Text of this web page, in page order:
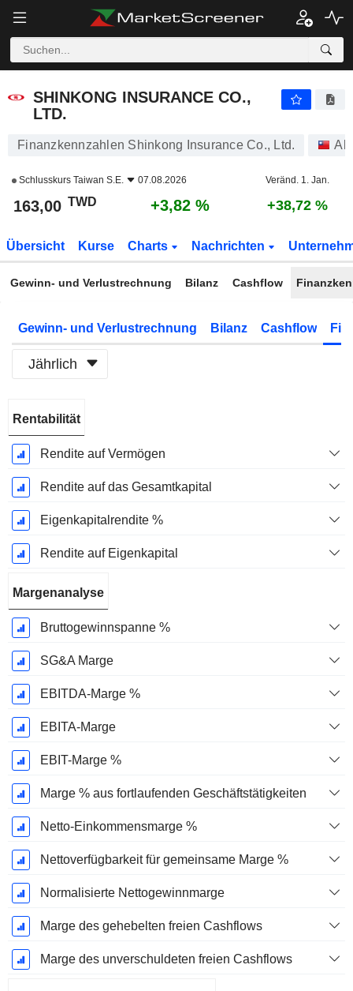
SHINKONG INSURANCE CO.,
LTD.
Finanzkennzahlen Shinkong Insurance Co., Ltd.
Schlusskurs Taiwan S.E. 07.08.2026 Veränd. 1. Jan.
163,00 TWD +3,82 % +38,72 %
Übersicht Kurse Charts Nachrichten
Gewinn- und Verlustrechnung Bilanz Cashflow
Gewinn- und Verlustrechnung Bilanz Cashflow
Jährlich
Geschäftsjahres:
Dezember
Rentabilität
Rendite auf Vermögen
Rendite auf das Gesamtkapital
Eigenkapitalrendite %
Rendite auf Eigenkapital
Margenanalyse
Bruttogewinnspanne %
SG&A Marge
EBITDA-Marge %
EBITA-Marge
EBIT-Marge %
Marge % aus fortlaufenden Geschäftstätigkeiten
Netto-Einkommensmarge %
Nettoverfügbarkeit für gemeinsame Marge %
Normalisierte Nettogewinnmarge
Marge des gehebelten freien Cashflows
Marge des unverschuldeten freien Cashflows